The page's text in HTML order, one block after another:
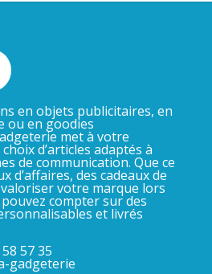
en objets publicitaires, en
ou en goodies
met à votre
d’articles adaptés à
de communication. Que ce
d’affaires, des cadeaux de
votre marque lors
compter sur des
et livrés
57 35
gadgeterie